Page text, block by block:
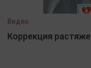
Видео
Коррекция